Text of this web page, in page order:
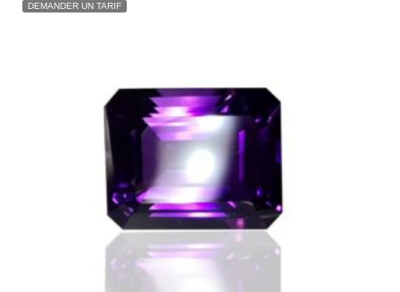
DEMANDER UN TARIF